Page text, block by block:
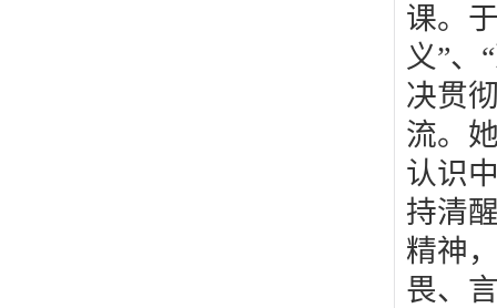
课。
义”、
决贯
流。
认识
持清
精神
畏、